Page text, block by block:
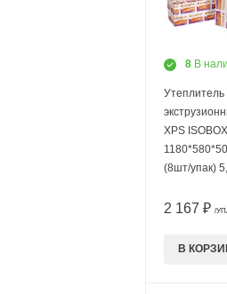
8 В
Утеплитель
XPS
(8шт/упак)
2 167 ₽ /
В